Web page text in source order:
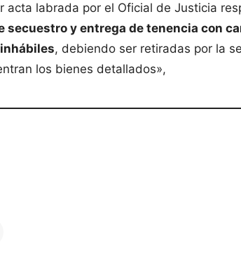
acta labrada por el Oficial de Justicia
secuestro y entrega de tenencia con
, debiendo ser retiradas por la
los bienes detallados»,